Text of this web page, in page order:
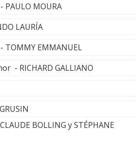
PAULO MOURA
LAURÍA
TOMMY EMMANUEL
- RICHARD GALLIANO
BOLLING y STÉPHANE